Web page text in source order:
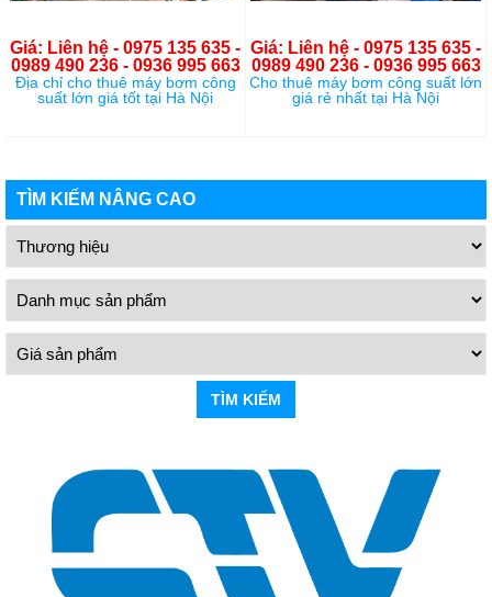
Giá: Liên hệ - 0975 135 635 -
0989 490 236 - 0936 995 663
Địa chỉ cho thuê máy bơm công
suất lớn giá tốt tại Hà Nội
Giá: Liên hệ - 0975 135 635 -
0989 490 236 - 0936 995 663
Cho thuê máy bơm công suất lớn
giá rẻ nhất tại Hà Nội
TÌM KIẾM NÂNG CAO
TÌM KIẾM